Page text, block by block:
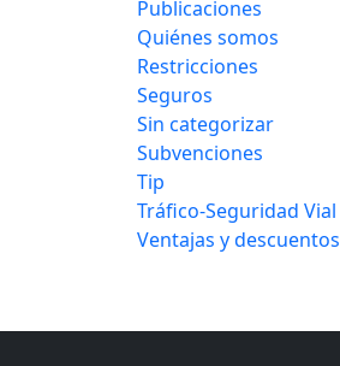
Publicaciones
Quiénes somos
Restricciones
Seguros
Sin categorizar
Subvenciones
Tip
Tráfico-Seguridad Vial
Ventajas y descuentos